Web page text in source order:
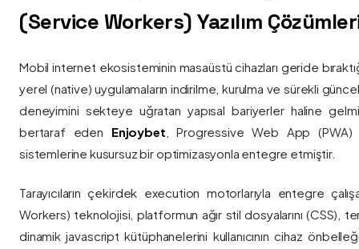
(Service Workers) Yazılım
Mobil internet ekosisteminin masaüstü cihazları geride
yerel (native) uygulamaların indirilme, kurulma ve sürekli
deneyimini sekteye uğratan yapısal bariyerler haline
bertaraf eden Enjoybet , Progressive Web App (PWA)
sistemlerine kusursuz bir optimizasyonla entegre etmiştir.
Tarayıcıların çekirdek execution motorlarıyla entegre
Workers) teknolojisi, platformun ağır stil dosyalarını (CSS),
dinamik javascript kütüphanelerini kullanıcının cihaz